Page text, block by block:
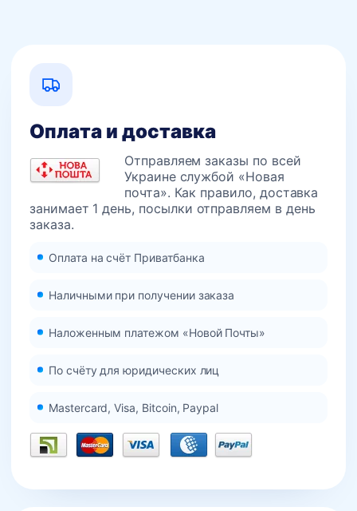
Оплата и доставка
Отправляем заказы по всей
Украине службой «Новая
почта». Как правило, доставка
занимает 1 день, посылки отправляем в день
заказа.
Оплата на счёт Приватбанка
Наличными при получении заказа
Наложенным платежом «Новой Почты»
По счёту для юридических лиц
Mastercard, Visa, Bitcoin, Paypal